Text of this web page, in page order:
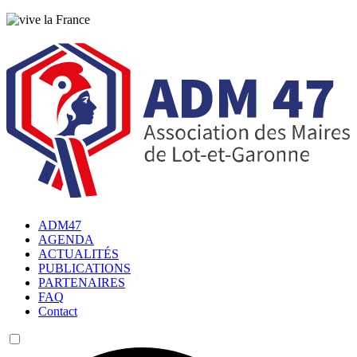
ADM47
AGENDA
ACTUALITÉS
PUBLICATIONS
PARTENAIRES
FAQ
Contact